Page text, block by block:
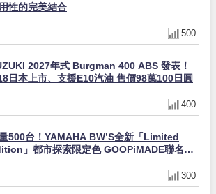
性的完美結合
500
2027年式 Burgman 400 ABS 發表！
日本上市、支援E10汽油 售價98萬100日圓
400
500台！YAMAHA BW’S全新「Limited
」都市探索限定色 GOOPiMADE聯名包
300